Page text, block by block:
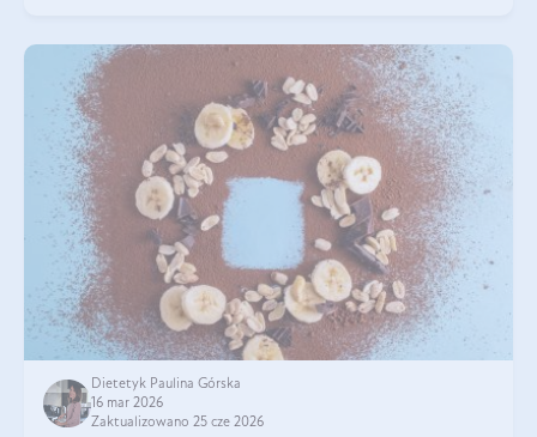
Dietetyk Paulina Górska
16 mar 2026
Zaktualizowano 25 cze 2026